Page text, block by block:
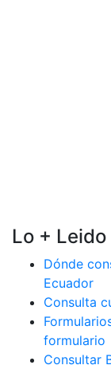
Lo + Leido
Dónde
Ecuador
Consulta
formulario
Consultar